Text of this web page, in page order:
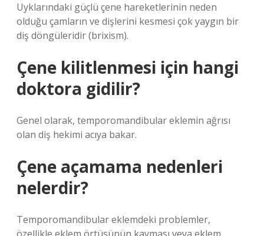
Uyklarındaki güçlü çene hareketlerinin neden
olduğu çamların ve dişlerini kesmesi çok yaygın bir
diş döngüleridir (brixism).
Çene kilitlenmesi için hangi
doktora gidilir?
Genel olarak, temporomandibular eklemin ağrısı
olan diş hekimi acıya bakar.
Çene açamama nedenleri
nelerdir?
Temporomandibular eklemdeki problemler,